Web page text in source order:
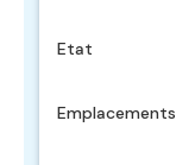
Etat
Emplacements